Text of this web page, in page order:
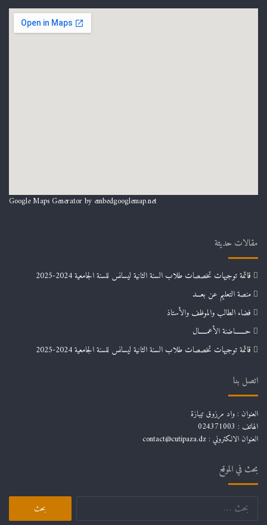
Google Maps Generator by embedgooglemap.net
مقالات حديثة
قائمة توجيهات تخصصات طلاب السنة الثانية ليسانس للسنة الجامعية 2024-2025
منصة التعليم عن بعـــد
فضاء الطالب والموظف والأستاذ
حـــــــاضنة الأعمـــــال
قائمة توجيهات تخصصات طلاب السنة الثانية ليسانس للسنة الجامعية 2024-2025
اتصل بنا
العنوان : واد مرزوق تيبازة
الهاتف : 024371003
العنوان الالكتروني : contact@cutipaza.dz
بحث في الموقع
البحث